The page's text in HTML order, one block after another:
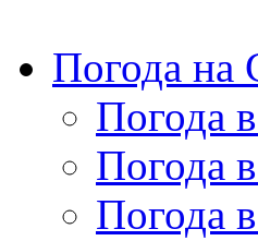
Погода на
Погода в
Погода в
Погода